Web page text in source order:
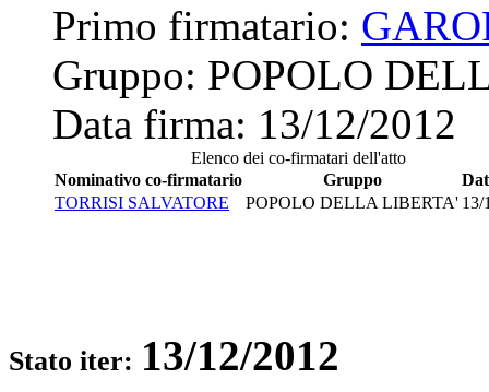
Primo firmatario:
Gruppo: POPOLO
Data firma: 13/12/2012
Elenco dei co-firmatari dell'atto
Nominativo co-firmatario
Gruppo
TORRISI SALVATORE
POPOLO DELLA LIBERTA' 13/
Stato iter: 13/12/2012